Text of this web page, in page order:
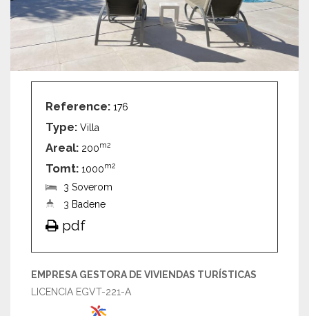
Reference: 176
Type: Villa
Areal: 200m2
Tomt: 1000m2
3 Soverom
3 Badene
pdf
EMPRESA GESTORA DE VIVIENDAS TURÍSTICAS
LICENCIA EGVT-221-A